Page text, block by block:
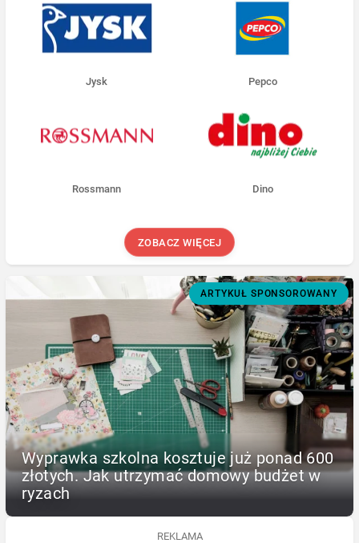
Jysk Pepco
Rossmann Dino
ZOBACZ WIĘCEJ
ARTYKUŁ SPONSOROWANY
Wyprawka szkolna kosztuje już ponad 600
złotych. Jak utrzymać domowy budżet w
ryzach
REKLAMA